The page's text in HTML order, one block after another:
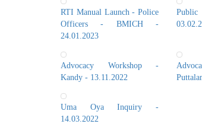
RTI Manual Launch - Police
Officers - BMICH -
24.01.2023
Advocacy Workshop -
Kandy - 13.11.2022
Uma Oya Inquiry -
14.03.2022